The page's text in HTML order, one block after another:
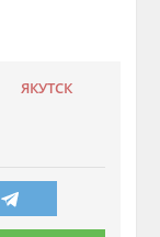
ЯКУТСК